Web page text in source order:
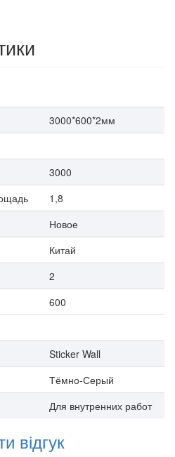
3000*600*2мм
3000
1,8
Новое
Китай
2
600
Sticker Wall
Тёмно-Серый
Для внутренних работ
відгук